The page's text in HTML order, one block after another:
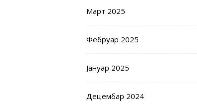
Март 2025
Фебруар 2025
Јануар 2025
Децембар 2024